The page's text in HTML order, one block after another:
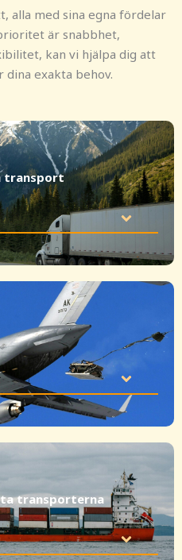
alla med sina egna fördelar
är snabbhet,
kan vi hjälpa dig att
exakta behov.
transport
transporterna